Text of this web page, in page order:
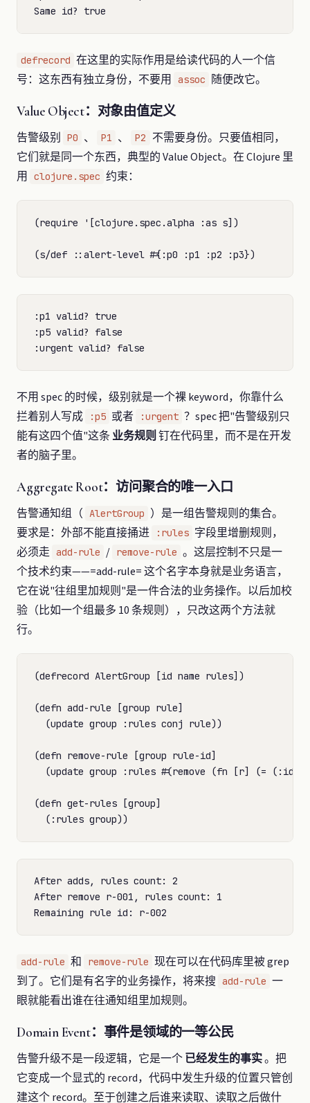
defrecord 在这里的实际作用是给读代码的人一个信
号：这东西有独立身份，不要用
assoc 随便改它。
Value Object：对象由值定义
告警级别 P0 、 P1 、 P2
不需要身份。只要值相同，
它们就是同一个东西，典型的 Value Object。在 Clojure 里
用
clojure.spec 约束：
(require '[clojure.spec.alpha :as s])
:p1 valid? true
:p5 valid? false
不用 spec 的时候，级别就是一个裸 keyword，你靠什么
拦着别人写成
:p5 或者 :urgent ？spec 把"告警级别只
能有这四个值"这条 业务规则 钉在代码里，而不是在开发
者的脑子里。
Aggregate Root：访问聚合的唯一入口
告警通知组（ AlertGroup ）是一组告警规则的集合。
要求是：外部不能直接捅进
:rules 字段里增删规则，
必须走 add-rule / remove-rule 。这层控制不只是一
个技术约束——=add-rule= 这个名字本身就是业务语言，
它在说"往组里加规则"是一件合法的业务操作。以后加校
验（比如一个组最多 10 条规则），只改这两个方法就
行。
(defrecord AlertGroup [id name rules])
(defn add-rule [group rule]
  (update group :rules conj rule))
(defn remove-rule [group rule-id]
(update group :rules #(remove (fn [r] (= (:id
(defn get-rules [group]
After adds, rules count: 2
After remove r-001, rules count: 1
add-rule 和 remove-rule 现在可以在代码库里被 grep
到了。它们是有名字的业务操作，将来搜 add-rule 一
眼就能看出谁在往通知组里加规则。
Domain Event：事件是领域的一等公民
告警升级不是一段逻辑，它是一个已经发生的事实。把
它变成一个显式的 record，代码中发生升级的位置只管创
建这个 record。至于创建之后谁来读取、读取之后做什